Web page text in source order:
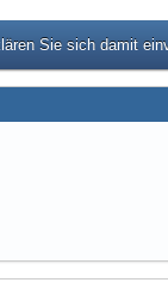
Sie sich damit